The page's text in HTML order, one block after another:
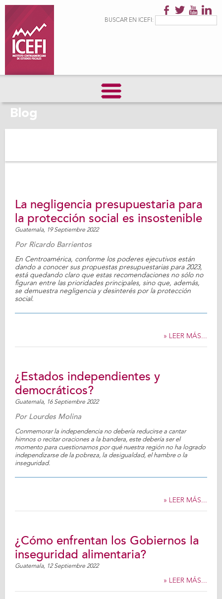
principalFormulario de
BUSCAR EN ICEFI:
Blog
La negligencia presupuestaria para
la protección social es insostenible
Guatemala, 19 Septiembre 2022
Por Ricardo Barrientos
En Centroamérica, conforme los poderes ejecutivos están
dando a conocer sus propuestas presupuestarias para 2023,
está quedando claro que estas recomendaciones no sólo no
figuran entre las prioridades principales, sino que, además,
se demuestra negligencia y desinterés por la protección
social.
» LEER MÁS...
¿Estados independientes y
democráticos?
Guatemala, 16 Septiembre 2022
Por Lourdes Molina
Conmemorar la independencia no debería reducirse a cantar
himnos o recitar oraciones a la bandera, este debería ser el
momento para cuestionarnos por qué nuestra región no ha logrado
independizarse de la pobreza, la desigualdad, el hambre o la
inseguridad.
» LEER MÁS...
¿Cómo enfrentan los Gobiernos la
inseguridad alimentaria?
Guatemala, 12 Septiembre 2022
» LEER MÁS...